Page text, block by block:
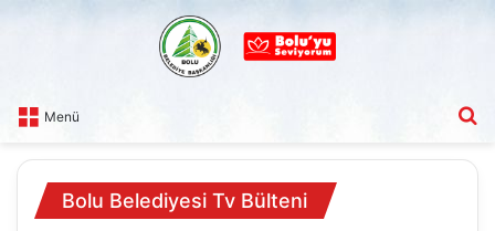
Menü
Bolu Belediyesi Tv Bülteni